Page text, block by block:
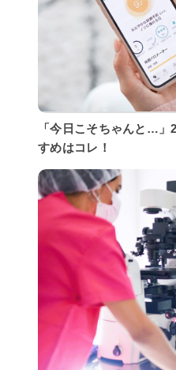
「今日こそちゃんと…
すめはコレ！